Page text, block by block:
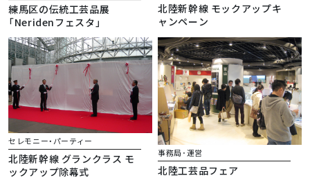
練馬区の伝統工芸品展
「Neridenフェスタ」
北陸新幹線 モックアップキ
ャンペーン
セレモニー・パーティー
北陸新幹線 グランクラス モ
ックアップ除幕式
事務局･運営
北陸工芸品フェア